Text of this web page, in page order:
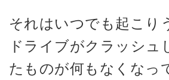
それはいつでも起こり
ドライブがクラッシュ
たものが何もなくなっ